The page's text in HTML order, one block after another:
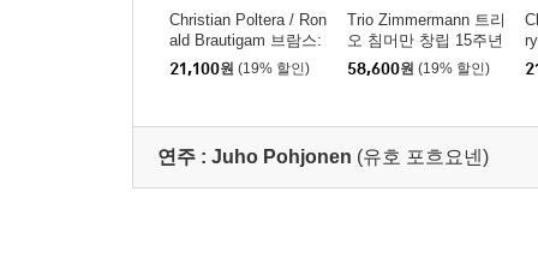
Christian Poltera / Ron
ald Brautigam 브람스:
첼로 소나타 1-2번 (Bra
hms: Cello Sonatas)
21,100원 (19% 할인)
Trio Zimmermann 트리
오 침머만 창립 15주년
기념 주요 음반 모음집
58,600원 (19% 할인)
연주 : Juho Pohjonen (유호 포흐요넨)